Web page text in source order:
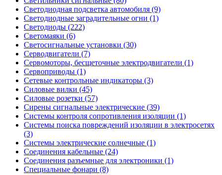
Светодиодная подсветка автомобиля (9)
Светодиодные заградительные огни (1)
Светодиоды (222)
Светомаяки (6)
Светосигнальные установки (30)
Серводвигатели (7)
Сервомоторы, бесщеточные электродвигатели (1)
Сервоприводы (1)
Сетевые контрольные индикаторы (3)
Силовые вилки (45)
Силовые розетки (57)
Сирены сигнальные электрические (39)
Системы контроля сопротивления изоляции (1)
Системы поиска повреждений изоляции в электросетях
(3)
Системы электрические солнечные (1)
Соединения кабельные (24)
Соединения разъемные для электроники (1)
Специальные фонари (8)